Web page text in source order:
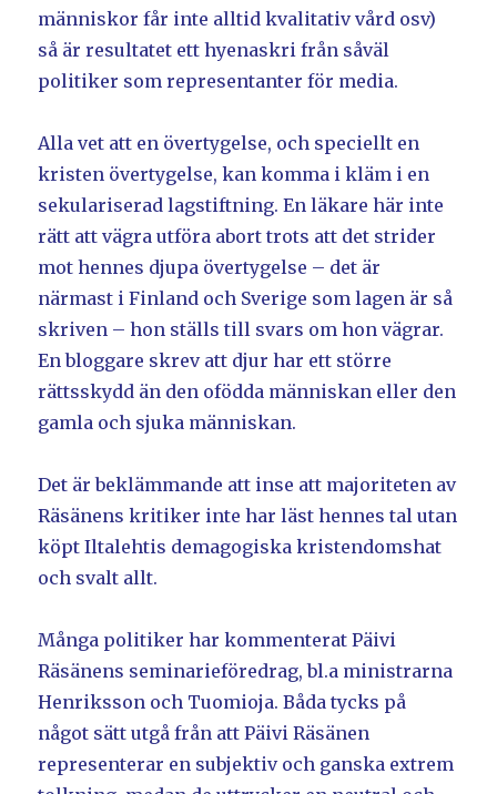
människor får inte alltid kvalitativ vård osv)
så är resultatet ett hyenaskri från såväl
politiker som representanter för media.
Alla vet att en övertygelse, och speciellt en
kristen övertygelse, kan komma i kläm i en
sekulariserad lagstiftning. En läkare här inte
rätt att vägra utföra abort trots att det strider
mot hennes djupa övertygelse – det är
närmast i Finland och Sverige som lagen är så
skriven – hon ställs till svars om hon vägrar.
En bloggare skrev att djur har ett större
rättsskydd än den ofödda människan eller den
gamla och sjuka människan.
Det är beklämmande att inse att majoriteten av
Räsänens kritiker inte har läst hennes tal utan
köpt Iltalehtis demagogiska kristendomshat
och svalt allt.
Många politiker har kommenterat Päivi
Räsänens seminarieföredrag, bl.a ministrarna
Henriksson och Tuomioja. Båda tycks på
något sätt utgå från att Päivi Räsänen
representerar en subjektiv och ganska extrem